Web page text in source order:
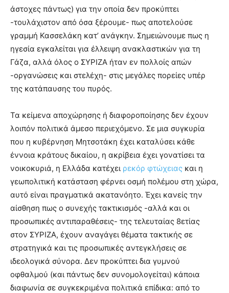
άστοχες πάντως) για την οποία δεν προκύπτει
-τουλάχιστον από όσα ξέρουμε- πως αποτελούσε
γραμμή Κασσελάκη κατ’ ανάγκην. Σημειώνουμε πως η
ηγεσία εγκαλείται για έλλειψη ανακλαστικών για τη
Γάζα, αλλά όλος ο ΣΥΡΙΖΑ ήταν εν πολλοίς απών
-οργανώσεις και στελέχη- στις μεγάλες πορείες υπέρ
της κατάπαυσης του πυρός.
Τα κείμενα αποχώρησης ή διαφοροποίησης δεν έχουν
λοιπόν πολιτικά άμεσο περιεχόμενο. Σε μια συγκυρία
που η κυβέρνηση Μητσοτάκη έχει καταλύσει κάθε
έννοια κράτους δικαίου, η ακρίβεια έχει γονατίσει τα
νοικοκυριά, η Ελλάδα κατέχει ρεκόρ φτώχειας και η
γεωπολιτική κατάσταση φέρνει οσμή πολέμου στη χώρα,
αυτό είναι πραγματικά ακατανόητο. Έχει κανείς την
αίσθηση πως ο συνεχής τακτικισμός -αλλά και οι
προσωπικές αντιπαραθέσεις- της τελευταίας 8ετίας
στον ΣΥΡΙΖΑ, έχουν αναγάγει θέματα τακτικής σε
στρατηγικά και τις προσωπικές αντεγκλήσεις σε
ιδεολογικά σύνορα. Δεν προκύπτει δια γυμνού
οφθαλμού (και πάντως δεν συνομολογείται) κάποια
διαφωνία σε συγκεκριμένα πολιτικά επίδικα: από το